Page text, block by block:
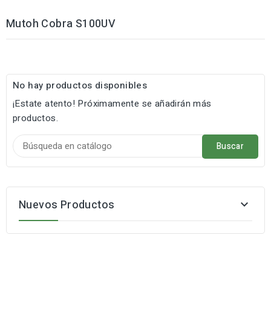
Mutoh Cobra S100UV
No hay productos disponibles
¡Estate atento! Próximamente se añadirán más
productos.
Buscar
Nuevos Productos 